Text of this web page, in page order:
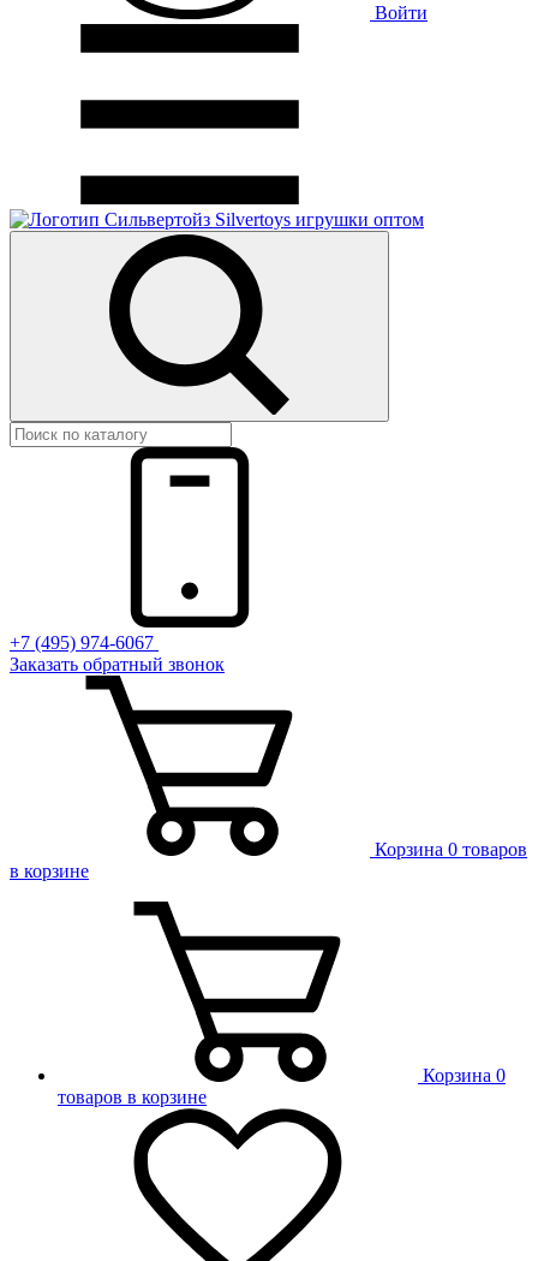
Войти
+7 (495) 974-6067
Заказать обратный звонок
Корзина 0 товаров
в корзине
Корзина 0
товаров в корзине